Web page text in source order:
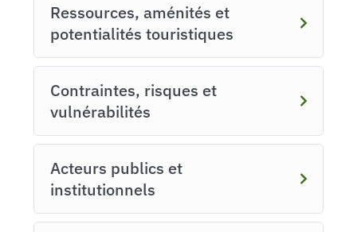
Ressources, aménités et
potentialités touristiques
Contraintes, risques et
vulnérabilités
Acteurs publics et
institutionnels